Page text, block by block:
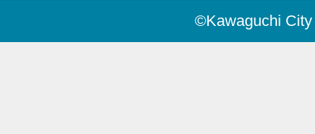
©Kawaguchi City